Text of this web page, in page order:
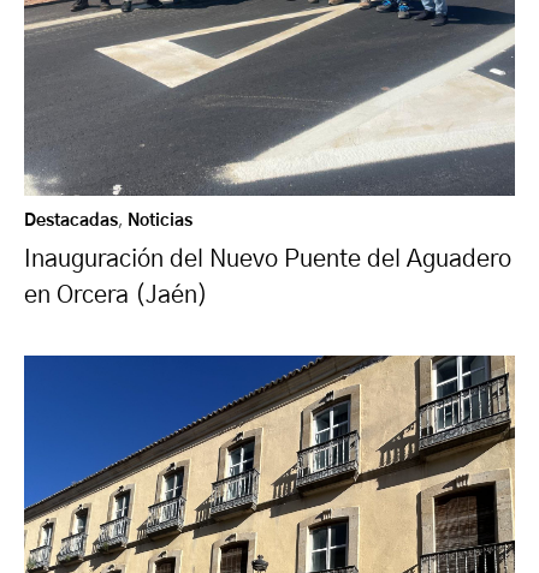
Destacadas, Noticias
Inauguración del Nuevo Puente del Aguadero
en Orcera (Jaén)